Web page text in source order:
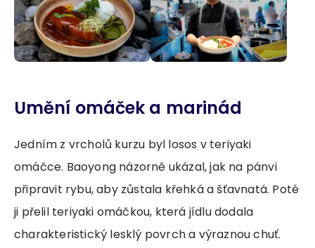
Umění omáček a marinád
Jedním z vrcholů kurzu byl losos v teriyaki
omáčce. Baoyong názorně ukázal, jak na pánvi
připravit rybu, aby zůstala křehká a šťavnatá. Poté
ji přelil teriyaki omáčkou, která jídlu dodala
charakteristický lesklý povrch a výraznou chuť.